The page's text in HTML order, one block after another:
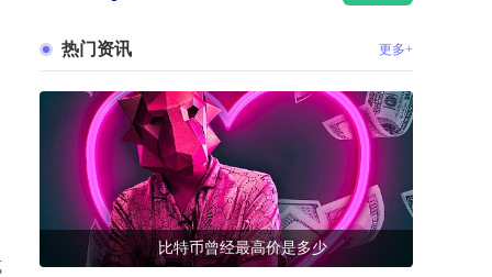
热门资讯 更多+
比特币曾经最高价是多少